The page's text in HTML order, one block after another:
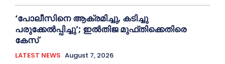
‘പോലീസിനെ ആക്രമിച്ചു, കടിച്ചു
പരുക്കേല്‍പ്പിച്ചു’; ഇല്‍തിജ മുഫ്തിക്കെതിരെ
കേസ്
LATEST NEWS August 7, 2026